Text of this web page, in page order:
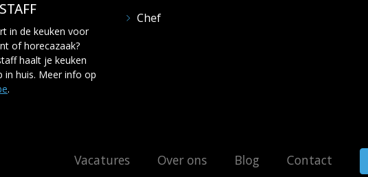
in de keuken voor
of horecazaak?
haalt je keuken
in huis. Meer info op
.
Chef
Vacatures Over ons Blog Contact